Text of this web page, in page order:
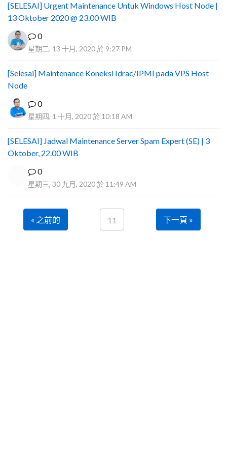
[SELESAI] Urgent Maintenance Untuk Windows Host Node |
13 Oktober 2020 @ 23.00 WIB
0
星期二, 13 十月, 2020 於 9:27 PM
[Selesai] Maintenance Koneksi Idrac/IPMI pada VPS Host
Node
0
星期四, 1 十月, 2020 於 10:18 AM
[SELESAI] Jadwal Maintenance Server Spam Expert (SE) | 3
Oktober, 22.00 WIB
0
星期三, 30 九月, 2020 於 11:49 AM
« 之前的 11 下一頁 »